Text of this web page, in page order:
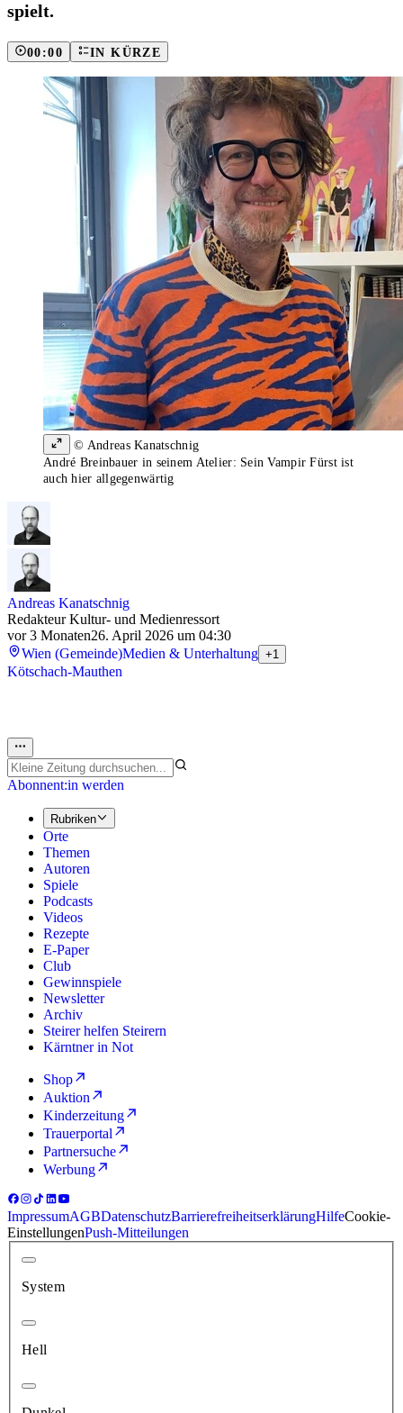
spielt.
00:00 IN KÜRZE
© Andreas Kanatschnig
André Breinbauer in seinem Atelier: Sein Vampir Fürst ist
auch hier allgegenwärtig
Andreas Kanatschnig
Redakteur Kultur- und Medienressort
vor 3 Monaten26. April 2026 um 04:30
Wien (Gemeinde)Medien & Unterhaltung +1
Kötschach-Mauthen
Abonnent:in werden
Rubriken
Orte
Themen
Autoren
Spiele
Podcasts
Videos
Rezepte
E-Paper
Club
Gewinnspiele
Newsletter
Archiv
Steirer helfen Steirern
Kärntner in Not
Shop
Auktion
Kinderzeitung
Trauerportal
Partnersuche
Werbung
ImpressumAGBDatenschutzBarrierefreiheitserklärungHilfeCookie-
EinstellungenPush-Mitteilungen
System
Hell